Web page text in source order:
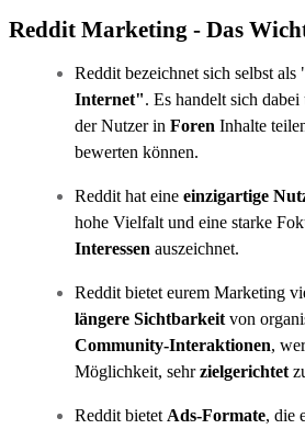
Reddit Marketing - Das
Reddit bezeichnet sich selbst als
Internet". Es handelt sich
der Nutzer in Foren Inhalte
bewerten können.
Reddit hat eine einzigartige
hohe Vielfalt und eine starke
Interessen auszeichnet.
Reddit bietet eurem Marketing
längere Sichtbarkeit von
Community-Interaktionen,
Möglichkeit, sehrzielgerichtet
Reddit bietet Ads-Formate, die